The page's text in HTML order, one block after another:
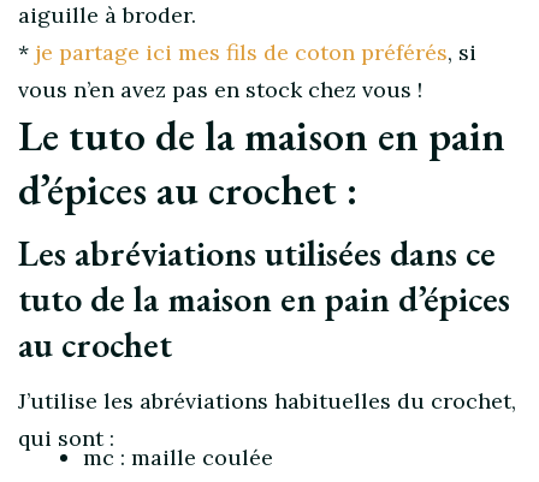
aiguille à broder.
* je partage ici mes fils de coton préférés, si
vous n’en avez pas en stock chez vous !
Le tuto de la maison en pain
d’épices au crochet :
Les abréviations utilisées dans ce
tuto de la maison en pain d’épices
au crochet
J’utilise les abréviations habituelles du crochet,
qui sont :
mc : maille coulée